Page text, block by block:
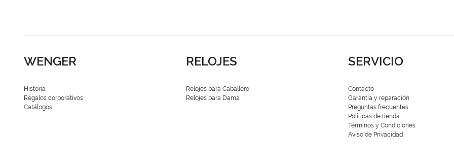
WENGER
Historia
Regalos corporativos
Catálogos
RELOJES
Relojes para Caballero
Relojes para Dama
SERVICIO
Contacto
Garantía y reparación
Preguntas frecuentes
Políticas de tienda
Términos y Condiciones
Aviso de Privacidad